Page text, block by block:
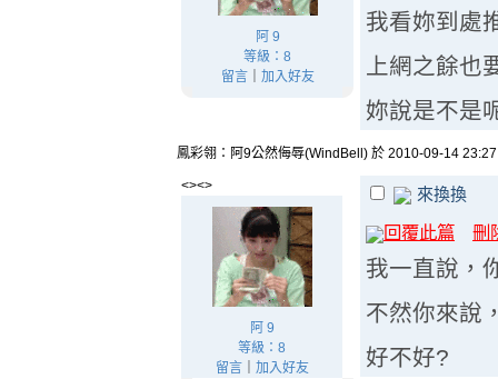
阿 9
等級：8
留言｜ 加入好友
我看妳到處
上網之餘也
妳說是不是
鳳彩翎：阿9公然侮辱(WindBell) 於 2010-09-14
<><>
阿 9
等級：8
留言｜ 加入好友
來換換
回覆此篇 刪
我一直說，
不然你來說
好不好?